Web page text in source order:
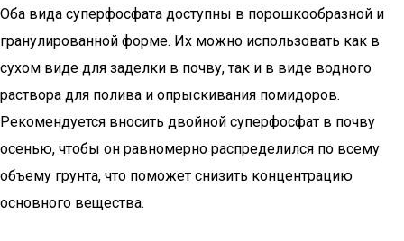
Оба вида суперфосфата доступны в порошкообразной и
гранулированной форме. Их можно использовать как в
сухом виде для заделки в почву, так и в виде водного
раствора для полива и опрыскивания помидоров.
Рекомендуется вносить двойной суперфосфат в почву
осенью, чтобы он равномерно распределился по всему
объему грунта, что поможет снизить концентрацию
основного вещества.